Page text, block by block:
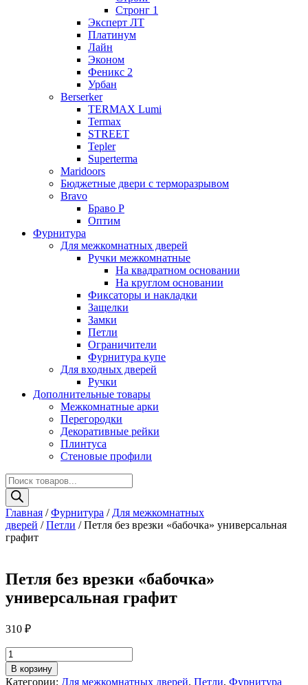
Стронг 1
Эксперт ЛТ
Платинум
Лайн
Эконом
Феникс 2
Урбан
Berserker
TERMAX Lumi
Termax
STREET
Tepler
Superterma
Maridoors
Бюджетные двери с терморазрывом
Bravo
Браво Р
Оптим
Фурнитура
Для межкомнатных дверей
Ручки межкомнатные
На квадратном основании
На круглом основании
Фиксаторы и накладки
Защелки
Замки
Петли
Ограничители
Фурнитура купе
Для входных дверей
Ручки
Дополнительные товары
Межкомнатные арки
Перегородки
Декоративные рейки
Плинтуса
Стеновые профили
Поиск
товаров
Главная /Фурнитура / Для межкомнатных
дверей /Петли / Петля без врезки «бабочка» универсальная
графит
Петля без врезки «бабочка»
универсальная графит
310 ₽
Количество
товара
Петля
В корзину
Категории: Для межкомнатных дверей, Петли, Фурнитура